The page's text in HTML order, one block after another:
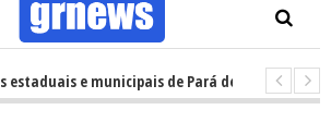
e municipais de Pará de Minas no IDEB 2025